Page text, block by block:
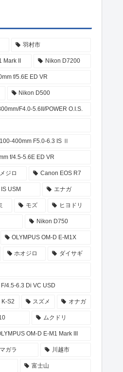
羽村市
II Nikon D7200
f/5.6E ED VR
Nikon D500
F4.0-5.6II/POWER O.I.S.
400mm F5.0-6.3 IS Ⅱ
f/4.5-5.6E ED VR
メジロ Canon EOS R7
USM エナガ
モズ ヒヨドリ
Nikon D750
OLYMPUS OM-D E-M1X
ホオジロ ダイサギ
4.5-6.3 Di VC USD
K-S2 スズメ オナガ
ムクドリ
OM-D E-M1 Mark III
ガラ 川越市
富士山